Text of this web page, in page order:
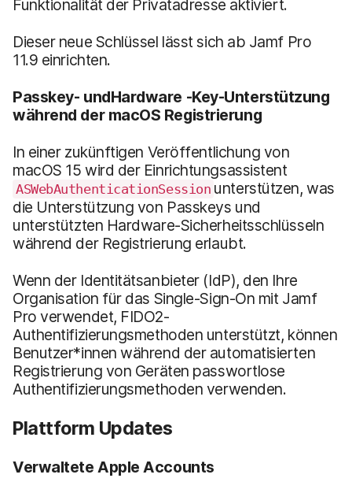
Funktionalität der Privatadresse aktiviert.
Dieser neue Schlüssel lässt sich ab Jamf Pro
11.9 einrichten.
Passkey- undHardware -Key-Unterstützung
während der macOS Registrierung
In einer zukünftigen Veröffentlichung von
macOS 15 wird der Einrichtungsassistent
ASWebAuthenticationSession unterstützen, was
die Unterstützung von Passkeys und
unterstützten Hardware-Sicherheitsschlüsseln
während der Registrierung erlaubt.
Wenn der Identitätsanbieter (IdP), den Ihre
Organisation für das Single-Sign-On mit Jamf
Pro verwendet, FIDO2-
Authentifizierungsmethoden unterstützt, können
Benutzer*innen während der automatisierten
Registrierung von Geräten passwortlose
Authentifizierungsmethoden verwenden.
Plattform Updates
Verwaltete Apple Accounts